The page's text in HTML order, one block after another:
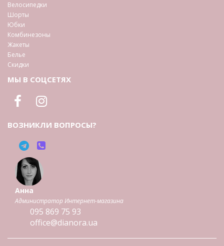
Велосипедки
Шорты
Юбки
Комбинезоны
Жакеты
Белье
Скидки
МЫ В СОЦСЕТЯХ
ВОЗНИКЛИ ВОПРОСЫ?
Анна
Администратор Интернет-магазина
095 869 75 93
office@dianora.ua